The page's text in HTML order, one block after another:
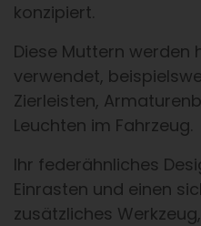
konzipiert.
Diese Muttern werden
verwendet,
Zierleisten,
Leuchten im Fahrzeug.
Ihr federähnliches
Einrasten und einen
zusätzliches